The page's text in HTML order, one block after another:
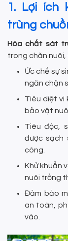
1. Lợi ích
trùng
Hóa chất sát
trong chăn nuôi,
Ức chế sự
ngăn chặn
Tiêu diệt vi
bảo vật
Tiêu độc,
được sạch
công.
Khử khuẩn
nuôi trồng
Đảm bảo
an toàn,
vào.